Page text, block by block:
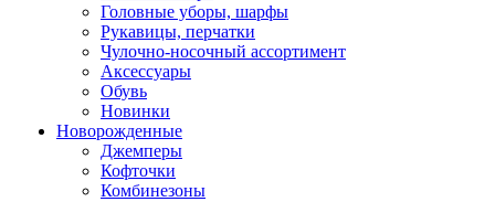
Головные уборы, шарфы
Рукавицы, перчатки
Чулочно-носочный ассортимент
Аксессуары
Обувь
Новинки
Новорожденные
Джемперы
Кофточки
Комбинезоны